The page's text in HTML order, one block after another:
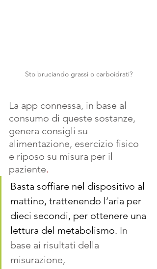
Sto bruciando grassi o carboidrati?
La app connessa, in base al
consumo di queste sostanze,
genera consigli su
alimentazione, esercizio fisico
e riposo su misura per il
paziente.
Basta soffiare nel dispositivo al
mattino, trattenendo l’aria per
dieci secondi, per ottenere una
lettura del metabolismo. In
base ai risultati della
misurazione,